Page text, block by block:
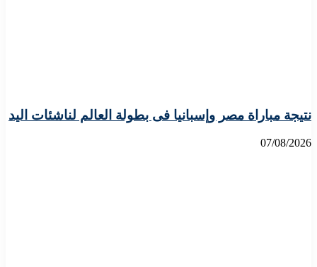
نتيجة مباراة مصر وإسبانيا فى بطولة العالم لناشئات اليد
07/08/2026